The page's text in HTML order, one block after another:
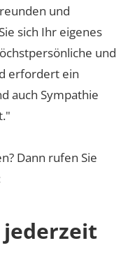
und
sich Ihr eigenes
und
erfordert ein
auch Sympathie
Dann rufen Sie
jederzeit